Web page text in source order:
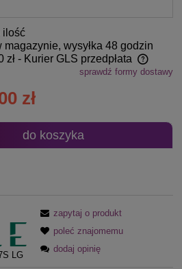
ilość
magazynie, wysyłka 48 godzin
zł - Kurier GLS przedpłata
kosztów płatnościsprawdź formy dostawy
zł
do koszyka
LG
zapytaj o produkt
poleć znajomemu
dodaj opinię